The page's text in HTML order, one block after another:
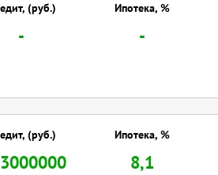
(руб.)
-
Ипотека, %
-
(руб.) Ипотека, %
8,1